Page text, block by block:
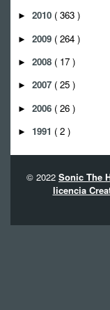
► 2010 ( 363 )
► 2009 ( 264 )
► 2008 ( 17 )
► 2007 ( 25 )
► 2006 ( 26 )
► 1991 ( 2 )
© 2022 Sonic The
licencia